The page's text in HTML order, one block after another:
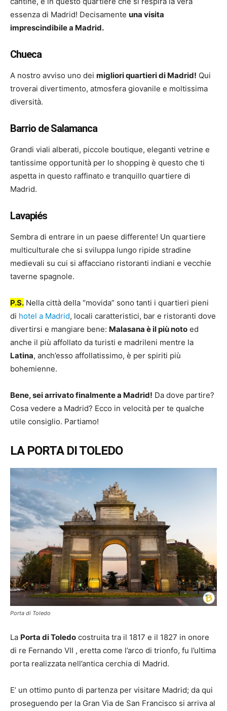
essenza di Madrid! Decisamente una visita
imprescindibile a Madrid.
Chueca
A nostro avviso uno dei migliori quartieri di Madrid! Qui
troverai divertimento, atmosfera giovanile e moltissima
diversità.
Barrio de Salamanca
Grandi viali alberati, piccole boutique, eleganti vetrine e
tantissime opportunità per lo shopping è questo che ti
aspetta in questo raffinato e tranquillo quartiere di
Madrid.
Lavapiés
Sembra di entrare in un paese differente! Un quartiere
multiculturale che si sviluppa lungo ripide stradine
medievali su cui si affacciano ristoranti indiani e vecchie
taverne spagnole.
P.S. Nella città della “movida” sono tanti i quartieri pieni
di hotel a Madrid, locali caratteristici, bar e ristoranti dove
divertirsi e mangiare bene: Malasana è il più noto ed
anche il più affollato da turisti e madrileni mentre la
Latina, anch’esso affollatissimo, è per spiriti più
bohemienne.
Bene, sei arrivato finalmente a Madrid! Da dove partire?
Cosa vedere a Madrid? Ecco in velocità per te qualche
utile consiglio. Partiamo!
LA PORTA DI TOLEDO
Porta di Toledo
La Porta di Toledo costruita tra il 1817 e il 1827 in onore
di re Fernando VII , eretta come l’arco di trionfo, fu l’ultima
porta realizzata nell’antica cerchia di Madrid.
E’ un ottimo punto di partenza per visitare Madrid; da qui
proseguendo per la Gran Via de San Francisco si arriva al